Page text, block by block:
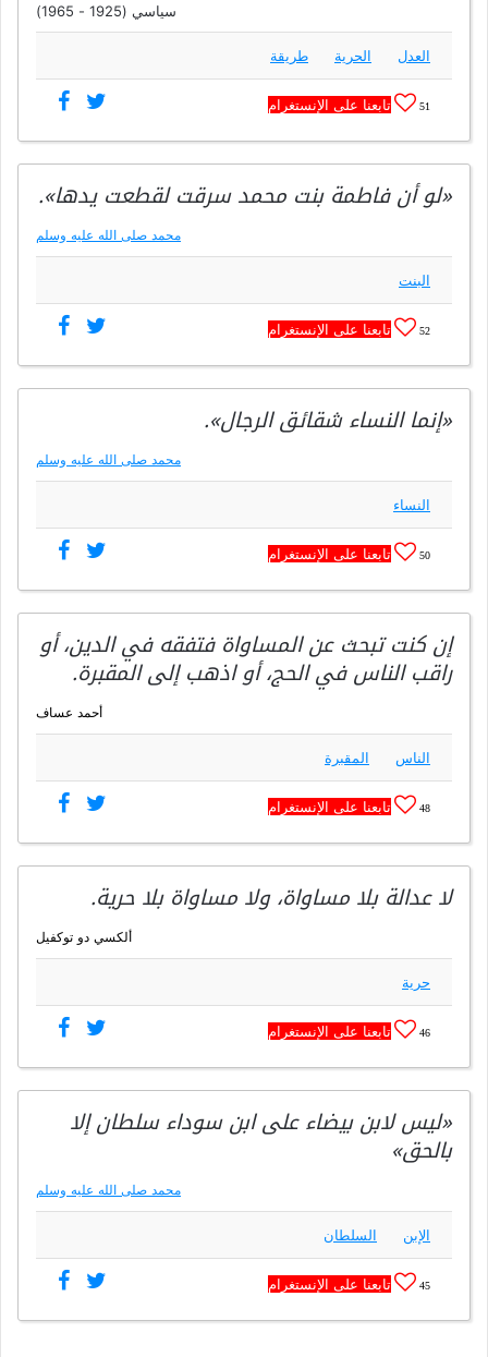
سياسي (1925 - 1965)
العدل الحرية طريقة
51 تابعنا على الإنستغرام
«لو أن فاطمة بنت محمد سرقت لقطعت يدها».
محمد صلى الله عليه وسلم
البنت
52 تابعنا على الإنستغرام
«إنما النساء شقائق الرجال».
محمد صلى الله عليه وسلم
النساء
50 تابعنا على الإنستغرام
إن كنت تبحث عن المساواة فتفقه في الدين، أو
راقب الناس في الحج، أو اذهب إلى المقبرة.
أحمد عساف
الناس المقبرة
48 تابعنا على الإنستغرام
لا عدالة بلا مساواة، ولا مساواة بلا حرية.
ألكسي دو توكفيل
حرية
46 تابعنا على الإنستغرام
«ليس لابن بيضاء على ابن سوداء سلطان إلا
بالحق»
محمد صلى الله عليه وسلم
الإبن السلطان
45 تابعنا على الإنستغرام